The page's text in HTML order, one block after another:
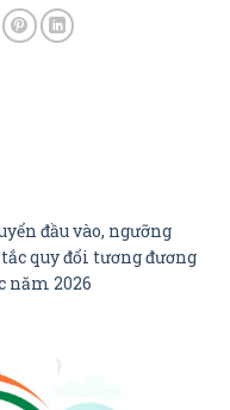
đầu vào, ngưỡng
quy đổi tương đương
năm 2026